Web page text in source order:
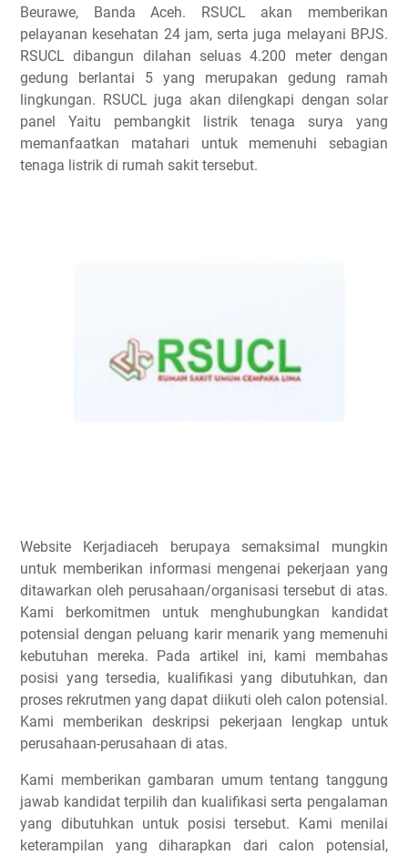
Beurawe, Banda Aceh. RSUCL akan memberikan
pelayanan kesehatan 24 jam, serta juga melayani BPJS.
RSUCL dibangun dilahan seluas 4.200 meter dengan
gedung berlantai 5 yang merupakan gedung ramah
lingkungan. RSUCL juga akan dilengkapi dengan solar
panel Yaitu pembangkit listrik tenaga surya yang
memanfaatkan matahari untuk memenuhi sebagian
tenaga listrik di rumah sakit tersebut.
Website Kerjadiaceh berupaya semaksimal mungkin
untuk memberikan informasi mengenai pekerjaan yang
ditawarkan oleh perusahaan/organisasi tersebut di atas.
Kami berkomitmen untuk menghubungkan kandidat
potensial dengan peluang karir menarik yang memenuhi
kebutuhan mereka. Pada artikel ini, kami membahas
posisi yang tersedia, kualifikasi yang dibutuhkan, dan
proses rekrutmen yang dapat diikuti oleh calon potensial.
Kami memberikan deskripsi pekerjaan lengkap untuk
perusahaan-perusahaan di atas.
Kami memberikan gambaran umum tentang tanggung
jawab kandidat terpilih dan kualifikasi serta pengalaman
yang dibutuhkan untuk posisi tersebut. Kami menilai
keterampilan yang diharapkan dari calon potensial,